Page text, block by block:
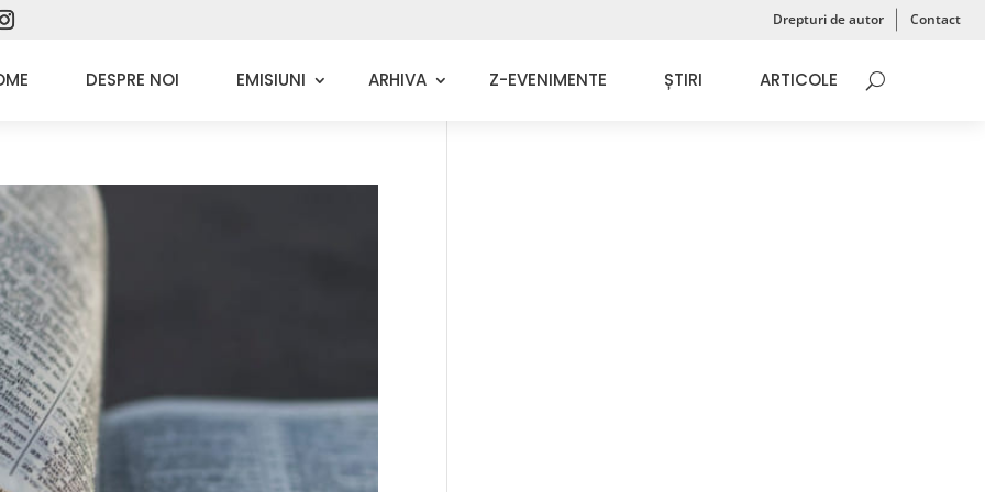
Drepturi de autor Contact
DESPRE NOI EMISIUNI ARHIVA Z-EVENIMENTE ȘTIRI ARTICOLE